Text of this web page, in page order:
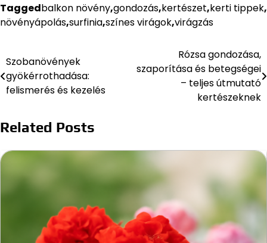
Taggedbalkon növény,gondozás,kertészet,kerti tippek,
növényápolás,surfinia,színes virágok,virágzás
Bejegyzés
navigáció
Szobanövények
gyökérrothadása:
felismerés és kezelés
Rózsa gondozása,
szaporítása és betegségei
– teljes útmutató
kertészeknek
Related Posts